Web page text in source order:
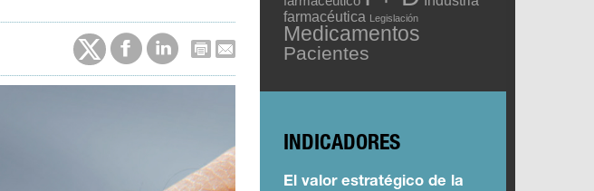
farmacéutica Legislación
Medicamentos
Pacientes
INDICADORES
El valor estratégico de la